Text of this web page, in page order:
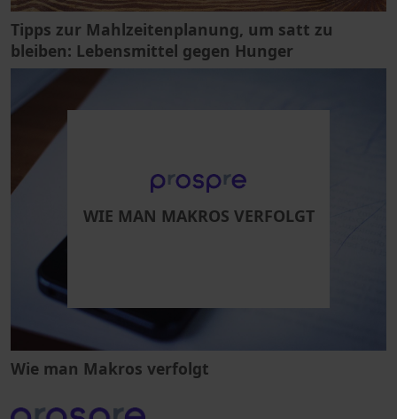
Tipps zur Mahlzeitenplanung, um satt zu
bleiben: Lebensmittel gegen Hunger
WIE MAN MAKROS VERFOLGT
Wie man Makros verfolgt